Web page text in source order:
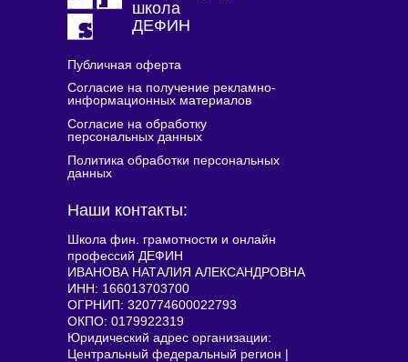
Наши контакты:
Школа фин. грамотности и онлайн
профессий ДЕФИН
ИВАНОВА НАТАЛИЯ АЛЕКСАНДРОВНА
ИНН: 166013703700
ОГРНИП: 320774600022793
ОКПО: 0179922319
Юридический адрес организации:
Центральный федеральный регион |
Публичная оферта
Согласие на получение рекламно-
информационных материалов
Согласие на обработку
персональных данных
Политика обработки персональных
данных
школа
ДЕФИН